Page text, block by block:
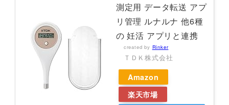
測定用 データ転送 アプ
リ管理 ルナルナ 他6種
の 妊活 アプリと連携
created by Rinker
ＴＤＫ株式会社
Amazon
楽天市場